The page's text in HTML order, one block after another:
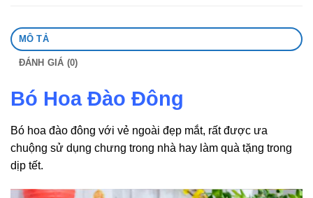
MÔ TẢ
ĐÁNH GIÁ (0)
Bó Hoa Đào Đông
Bó hoa đào đông với vẻ ngoài đẹp mắt, rất được ưa
chuộng sử dụng chưng trong nhà hay làm quà tặng trong
dịp tết.